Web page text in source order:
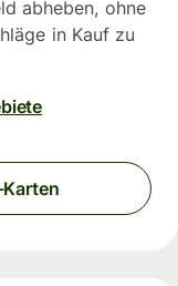
abheben, ohne
in Kauf zu